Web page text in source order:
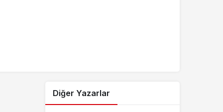
Diğer Yazarlar